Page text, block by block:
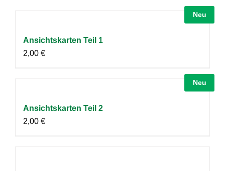
Neu
Ansichtskarten Teil 1
2,00 €
Neu
Ansichtskarten Teil 2
2,00 €